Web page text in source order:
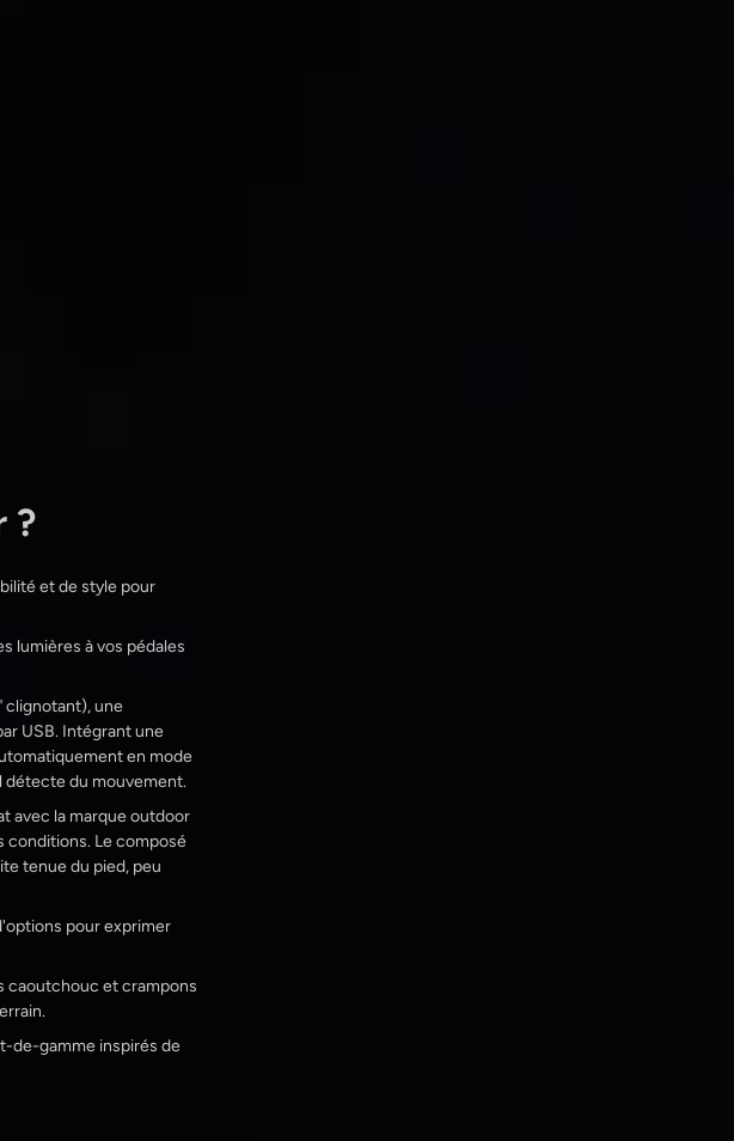
?
et de style pour
lumières à vos pédales
clignotant), une
USB. Intégrant une
en mode
détecte du mouvement.
avec la marque outdoor
conditions. Le composé
tenue du pied, peu
pour exprimer
caoutchouc et crampons
de-gamme inspirés de